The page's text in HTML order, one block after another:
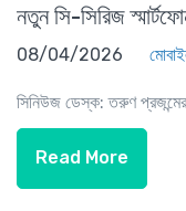
নতুন সি-সিরিজ
08/04/2026
সিনিউজ ডেস্ক: তরুণ প্রজন্মের
Read More